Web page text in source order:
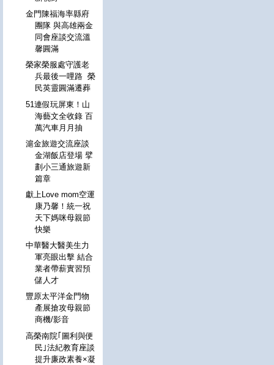
金門陳福海率縣府
團隊 與高雄兩金
同會座談交流溫
馨圓滿
榮家榮服處守護老
兵最後一哩路 榮
民英靈圓滿遷葬
51連假玩屏東！山
海藝文全收錄 百
萬汽車月月抽
滬金旅遊交流座談
金湖飯店登場 擘
劃小三通旅遊新
篇章
獻上Love mom空運
康乃馨！統一祝
天下媽咪母親節
快樂
中華醫大醫美生力
軍亮眼出擊 結合
業者帶薪實習預
儲人才
豐原太平洋金門物
產展搶攻母親節
商機/影音
高榮南院｢圖利與便
民｣法紀教育座談
提升廉政素養×凝